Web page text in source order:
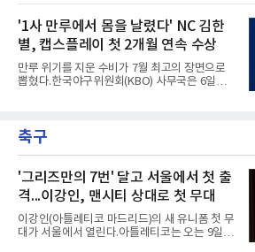
10위 이내 선수끼리 이런 공방을 벌인 사례는 처
음이다.흐름은 크로암스트롱
뒤 야외 달리기와 상체 저항 운동으로 훈련 강도
를 높여도 된다는 허가를 받았다고 전했다.저지
는 이날 뉴욕 양키스타디움에서 열린 세인트루
이스 카디널스전을 앞두고 야구 장비를 착용한
채 스트레칭과 조깅, 저항 밴드 훈련을 소화했
다. 아메리칸리그 최우수선수(MVP) 3회 수상자
인 그가 부상 이후 야외 달리기에 나선 것은 처음
는 것이 계획이었고 올해를 접겠다고 생각한 적
은 없다고 말했다.이탈은
'1사 만루에서 몸을 날렸다' NC 김한
별, 캡스플레이 첫 2개월 연속 수상
만루 위기를 지운 수비가 7월 최고의 장면으로
뽑혔다.한국야구위원회(KBO) 사무국은 6일
이 상 제정 이래 첫 사례다.ADT캡스가 KBO와
함께 시상하는 이 상은 공식 기록위원이 승리 확
최고점을 받은 수비 장면에 준다.수상 장면은 지
난달 23일 서울 잠실구장에서 나왔다. NC가 7-5
로 앞선 8회말 1사 만루에서 김한별은 LG 트윈
스 오지환의 강한 타구에 몸을 날려 막아낸 뒤 유
격수 김주원에게 연결했다. 김주원이 1루수 블
레인에게 던지며 4-6-3 병살타가 완
축구
'그리즈만의 7번' 달고 서울에서 첫 출
격...이강인, 맨시티 상대로 첫 무대
이강인(아틀레티코 마드리드)의 새 유니폼 첫 무
대가 서울에서 열린다.아틀레티코는 오는 9일